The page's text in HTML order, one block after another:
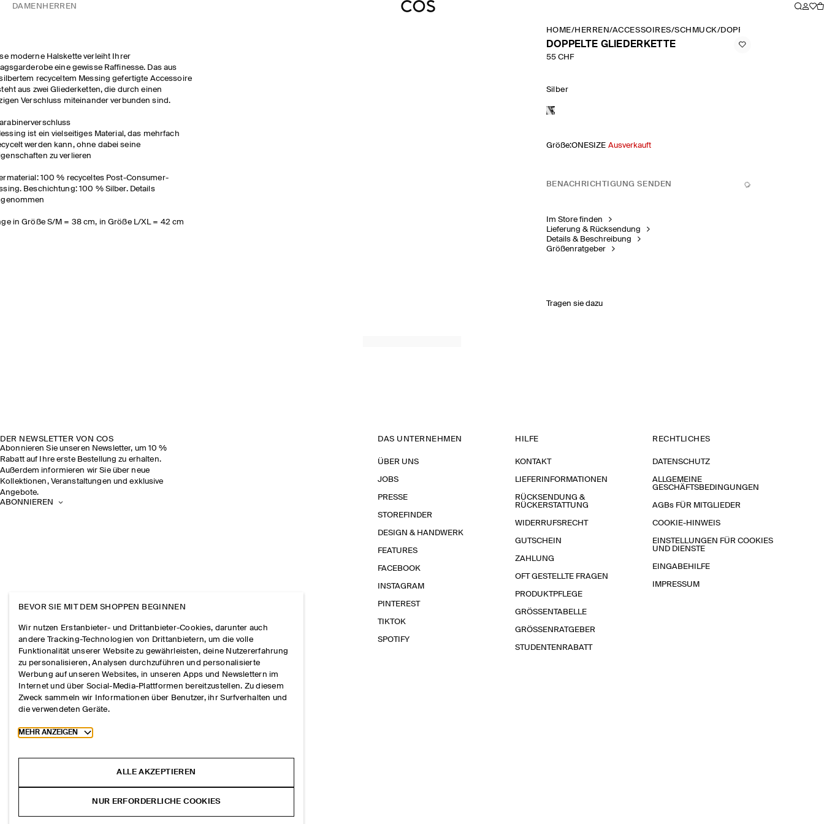
DAMEN HERREN
moderne Halskette verleiht Ihrer
eine gewisse Raffinesse. Das aus
recyceltem Messing gefertigte Accessoire
aus zwei Gliederketten, die durch einen
Verschluss miteinander verbunden sind.
ist ein vielseitiges Material, das mehrfach
werden kann, ohne dabei seine
zu verlieren
100 % recyceltes Post-Consumer-
Beschichtung: 100 % Silber. Details
in Größe S/M = 38 cm, in Größe L/XL = 42 cm
HOME/HERREN/ACCESSOIRES/SCHMUCK/DOPPELTE
DOPPELTE GLIEDERKETTE
55 CHF
Silber
Größe:ONESIZE Ausverkauft
BENACHRICHTIGUNG SENDEN
Im Store finden
Lieferung & Rücksendung
Details & Beschreibung
Größenratgeber
Tragen sie dazu
DER NEWSLETTER VON COS
Abonnieren Sie unseren Newsletter, um 10 %
Rabatt auf Ihre erste Bestellung zu erhalten.
Außerdem informieren wir Sie über neue
Kollektionen, Veranstaltungen und exklusive
Angebote.
ABONNIEREN
DAS UNTERNEHMEN
ÜBER UNS
JOBS
PRESSE
STOREFINDER
DESIGN & HANDWERK
FEATURES
FACEBOOK
INSTAGRAM
PINTEREST
TIKTOK
SPOTIFY
HILFE
KONTAKT
LIEFERINFORMATIONEN
RÜCKSENDUNG &
RÜCKERSTATTUNG
WIDERRUFSRECHT
GUTSCHEIN
ZAHLUNG
OFT GESTELLTE FRAGEN
PRODUKTPFLEGE
GRÖSSENTABELLE
GRÖSSENRATGEBER
STUDENTENRABATT
RECHTLICHES
DATENSCHUTZ
ALLGEMEINE
GESCHÄFTSBEDINGUNGEN
AGBs FÜR MITGLIEDER
COOKIE-HINWEIS
EINSTELLUNGEN FÜR COOKIES
UND DIENSTE
EINGABEHILFE
IMPRESSUM
BEVOR SIE MIT DEM SHOPPEN BEGINNEN
Wir nutzen Erstanbieter- und Drittanbieter-Cookies, darunter auch
andere Tracking-Technologien von Drittanbietern, um die volle
Funktionalität unserer Website zu gewährleisten, deine Nutzererfahrung
zu personalisieren, Analysen durchzuführen und personalisierte
Werbung auf unseren Websites, in unseren Apps und Newslettern im
Internet und über Social-Media-Plattformen bereitzustellen. Zu diesem
Zweck sammeln wir Informationen über Benutzer, ihr Surfverhalten und
die verwendeten Geräte.
Toggle more cookie information
MEHR ANZEIGEN
ALLE AKZEPTIEREN
NUR ERFORDERLICHE COOKIES